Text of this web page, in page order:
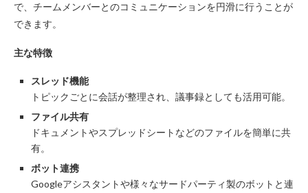
で、チームメンバーとのコミュニケーションを円滑に行うことが
できます。
主な特徴
スレッド機能
トピックごとに会話が整理され、議事録としても活用可能。
ファイル共有
ドキュメントやスプレッドシートなどのファイルを簡単に共
有。
ボット連携
Googleアシスタントや様々なサードパーティ製のボットと連